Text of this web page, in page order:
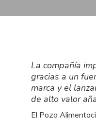
La compañía
gracias a un
marca y el
de alto valor
El Pozo